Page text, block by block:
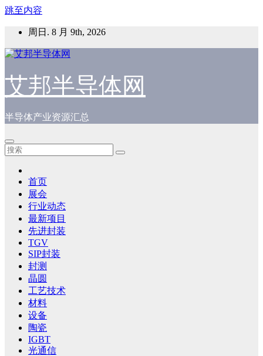
跳至内容
周日. 8 月 9th, 2026
艾邦半导体网
半导体产业资源汇总
首页
展会
行业动态
最新项目
先进封装
TGV
SIP封装
封测
晶圆
工艺技术
材料
设备
陶瓷
IGBT
光通信